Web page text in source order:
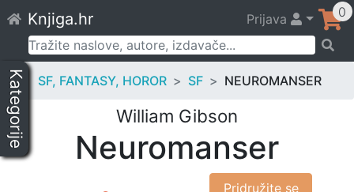
to
content
Knjiga.hr Prijava 0
Pretraži:
Kategorije SF, FANTASY, HOROR SF NEUROMANSER
William Gibson
Neuromanser
Pridružite se